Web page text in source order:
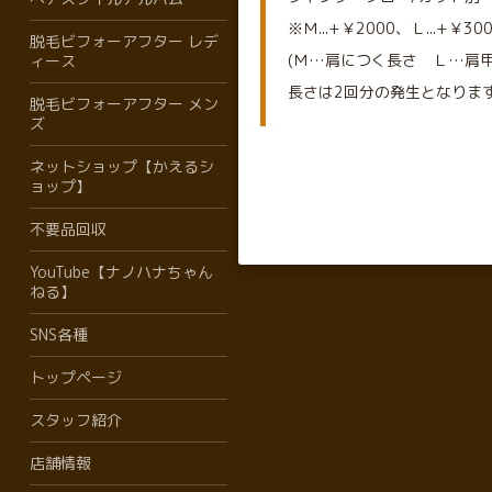
※Ｍ...+￥2000、Ｌ...+￥
(Ｍ…肩につく長さ Ｌ…肩
長さは2回分の発生となります
脱毛ビフォーアフター レデ
ィース
脱毛ビフォーアフター メン
ズ
ネットショップ【かえるシ
ョップ】
不要品回収
YouTube【ナノハナちゃん
ねる】
SNS各種
トップページ
スタッフ紹介
店舗情報